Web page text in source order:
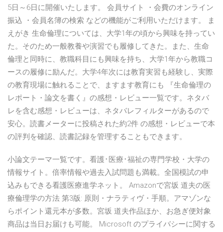
5日～6日に開催いたします。 会員サイト ・会費のオンライン
振込 ・会員名簿の検索 などの機能がご利用いただけます。 ま
えがき 生命倫理については、大学1年の頃から興味を持ってい
た。そのため一般教養や演習でも履修してきた。また、生命
倫理と同時に、教職科目にも興味を持ち、大学1年から教職コ
ースの履修に励んだ。大学4年次には教育実習も経験し、実際
の教育現場に触れることで、ますます教育にも 『生命倫理の
レポート・論文を書く』の感想・レビュー一覧です。ネタバ
レを含む感想・レビューは、ネタバレフィルターがあるので
安心。読書メーターに投稿された約2件 の感想・レビューで本
の評判を確認、読書記録を管理することもできます。
小論文テーマ一覧です。看護･医療･福祉の専門学校・大学の
情報サイト。倍率情報や過去入試問題も満載。全国模試の申
込みもできる看護医療進学ネット。 Amazonで宮坂 道夫の医
療倫理学の方法 第3版: 原則・ナラティヴ・手順。アマゾンな
らポイント還元本が多数。宮坂 道夫作品ほか、お急ぎ便対象
商品は当日お届けも可能。 Microsoft のプライバシーに関する